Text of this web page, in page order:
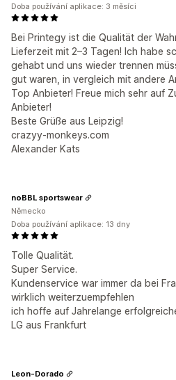
Bei Printegy ist die Qualität der
Lieferzeit mit 2–3 Tagen! Ich habe
gehabt und uns wieder trennen
gut waren, in vergleich mit andere
Top Anbieter! Freue mich sehr auf
Anbieter!
Beste Grüße aus Leipzig!
crazyy-monkeys.com
Alexander Kats
Doba používání aplikace: 3 měsíci
Tolle Qualität.
Super Service.
Kundenservice war immer da bei
wirklich weiterzuempfehlen
ich hoffe auf Jahrelange
LG aus Frankfurt
noBBL sportswear
Německo
Doba používání aplikace: 13 dny
Leon-Dorado